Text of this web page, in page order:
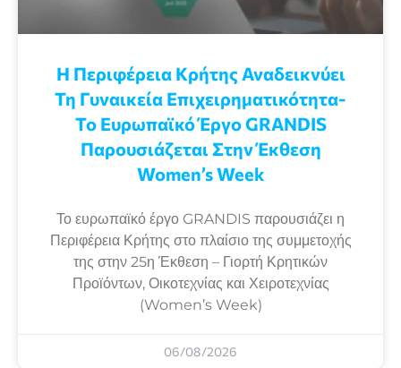
Η Περιφέρεια Κρήτης Αναδεικνύει
Τη Γυναικεία Επιχειρηματικότητα-
Το Ευρωπαϊκό Έργο GRANDIS
Παρουσιάζεται Στην Έκθεση
Women’s Week
Το ευρωπαϊκό έργο GRANDIS παρουσιάζει η
Περιφέρεια Κρήτης στο πλαίσιο της συμμετοχής
της στην 25η Έκθεση – Γιορτή Κρητικών
Προϊόντων, Οικοτεχνίας και Χειροτεχνίας
(Women’s Week)
06/08/2026